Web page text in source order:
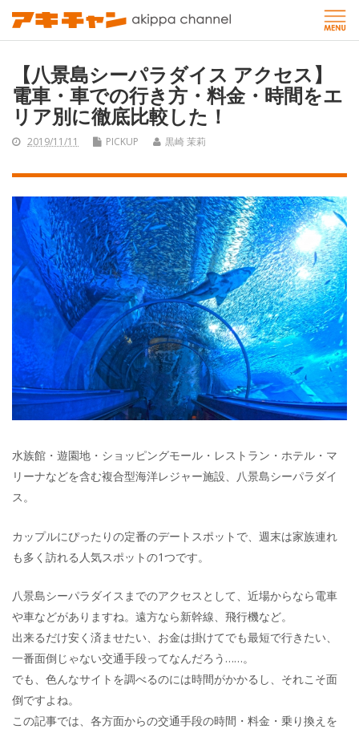
【八景島シーパラダイス アクセス】
電車・車での行き方・料金・時間をエ
リア別に徹底比較した！
2019/11/11 PICKUP 黒崎 茉莉
水族館・遊園地・ショッピングモール・レストラン・ホテル・マ
リーナなどを含む複合型海洋レジャー施設、八景島シーパラダイ
ス。
カップルにぴったりの定番のデートスポットで、週末は家族連れ
も多く訪れる人気スポットの1つです。
八景島シーパラダイスまでのアクセスとして、近場からなら電車
や車などがありますね。遠方なら新幹線、飛行機など。
出来るだけ安く済ませたい、お金は掛けてでも最短で行きたい、
一番面倒じゃない交通手段ってなんだろう……。
でも、色んなサイトを調べるのには時間がかかるし、それこそ面
倒ですよね。
この記事では、各方面からの交通手段の時間・料金・乗り換えを